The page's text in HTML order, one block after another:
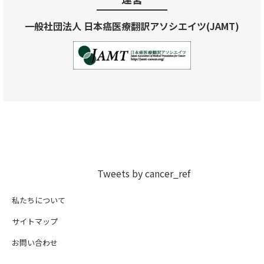
一般社団法人 日本癌医療翻訳アソシエイツ(JAMT)
Tweets by cancer_ref
私たちについて
サイトマップ
お問い合わせ